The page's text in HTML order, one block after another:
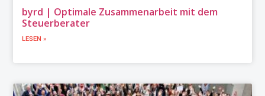
byrd | Optimale Zusammenarbeit mit dem
Steuerberater
LESEN »